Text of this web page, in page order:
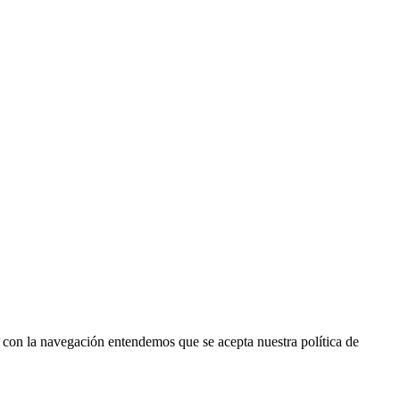
la navegación entendemos que se acepta nuestra política de